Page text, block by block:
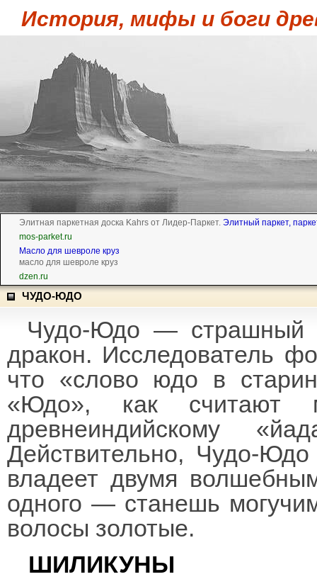
История, мифы и боги
Элитная паркетная доска Kahrs от Лидер-Паркет. Элитный паркет,
mos-parket.ru
Масло для шевроле круз
масло для шевроле круз
dzen.ru
ЧУДО-ЮДО
Чудо-Юдо — страшный
дракон. Исследователь
что «слово юдо в
«Юдо», как считают
древнеиндийскому
Действительно, Чудо-
владеет двумя
одного — станешь
волосы золотые.
ШИЛИКУНЫ